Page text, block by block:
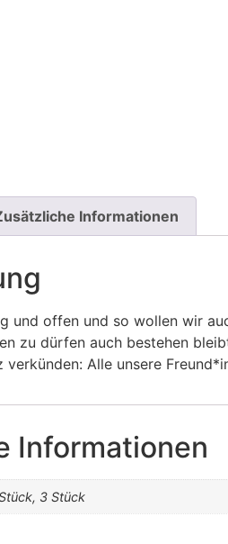
Informationen
und offen und so wollen wir
zu dürfen auch bestehen
Alle unsere
Informationen
3 Stück